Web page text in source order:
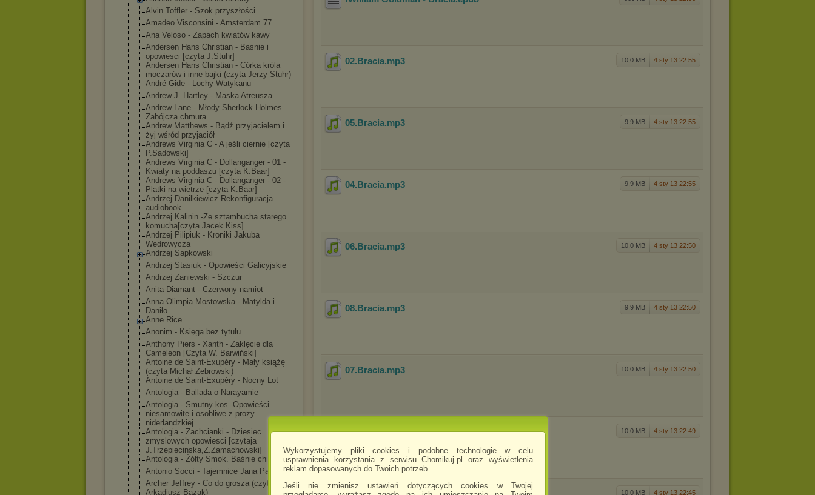
Wykorzystujemy pliki cookies i podobne technologie w celu
usprawnienia korzystania z serwisu Chomikuj.pl oraz wyświetlenia
reklam dopasowanych do Twoich potrzeb.
Jeśli nie zmienisz ustawień dotyczących cookies w Twojej
Alvin Toffler - Szok przyszłości
Amadeo Visconsini - Amsterdam 77
Ana Veloso - Zapach kwiatów kawy
Andersen Hans Christian - Basnie i
opowiesci [czyta J.Stuhr]
Andersen Hans Christian - Córka króla
moczarów i inne bajki (czyta Jerzy Stuhr)
André Gide - Lochy Watykanu
Andrew J. Hartley - Maska Atreusza
Andrew Lane - Młody Sherlock Holmes.
Zabójcza chmura
Andrew Matthews - Bądź przyjacielem i
żyj wśród przyjaciół
Andrews Virginia C - A jeśli ciernie [czyta
P.Sadowski]
Andrews Virginia C - Dollanganger - 01 -
Kwiaty na poddaszu [czyta K.Baar]
Andrews Virginia C - Dollanganger - 02 -
Platki na wietrze [czyta K.Baar]
Andrzej Danilkiewicz Rekonfiguracja
audiobook
Andrzej Kalinin -Ze sztambucha starego
komucha[czyta Jacek Kiss]
Andrzej Pilipiuk - Kroniki Jakuba
Wędrowycza
Andrzej Sapkowski
Andrzej Stasiuk - Opowieści Galicyjskie
Andrzej Zaniewski - Szczur
Anita Diamant - Czerwony namiot
Anna Olimpia Mostowska - Matylda i
Daniło
Anne Rice
Anonim - Księga bez tytułu
Anthony Piers - Xanth - Zaklęcie dla
Cameleon [Czyta W. Barwiński]
Antoine de Saint-Exupéry - Mały książę
(czyta Michał Żebrowski)
Antoine de Saint-Exupéry - Nocny Lot
Antologia - Ballada o Narayamie
Antologia - Smutny kos. Opowieści
niesamowite i osobliwe z prozy
niderlandzkiej
Antologia - Zachcianki - Dziesiec
zmyslowych opowiesci [czytaja
J.Trzepiecinska,Z.Zamachowski]
Antologia - Żółty Smok. Baśnie chińskie
Antonio Socci - Tajemnice Jana Pawła II
Archer Jeffrey - Co do grosza (czyta
Arkadiusz Bazak)
10,0 MB 4 sty 13 22:55
02.Bracia.mp3
9,9 MB 4 sty 13 22:55
05.Bracia.mp3
9,9 MB 4 sty 13 22:55
04.Bracia.mp3
10,0 MB 4 sty 13 22:50
06.Bracia.mp3
9,9 MB 4 sty 13 22:50
08.Bracia.mp3
10,0 MB 4 sty 13 22:50
07.Bracia.mp3
10,0 MB 4 sty 13 22:49
09.Bracia.mp3
10,0 MB 4 sty 13 22:45